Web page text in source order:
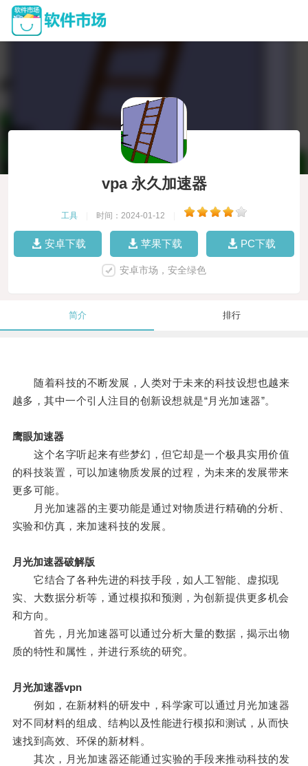
vpa 永久加速器
工具 时间：2024-01-12
安卓下载 苹果下载 PC下载
安卓市场，安全绿色
简介 排行
随着科技的不断发展，人类对于未来的科技设想也越来
越多，其中一个引人注目的创新设想就是“月光加速器”。
鹰眼加速器
这个名字听起来有些梦幻，但它却是一个极具实用价值
的科技装置，可以加速物质发展的过程，为未来的发展带来
更多可能。
月光加速器的主要功能是通过对物质进行精确的分析、
实验和仿真，来加速科技的发展。
月光加速器破解版
它结合了各种先进的科技手段，如人工智能、虚拟现
实、大数据分析等，通过模拟和预测，为创新提供更多机会
和方向。
首先，月光加速器可以通过分析大量的数据，揭示出物
质的特性和属性，并进行系统的研究。
月光加速器vpn
例如，在新材料的研发中，科学家可以通过月光加速器
对不同材料的组成、结构以及性能进行模拟和测试，从而快
速找到高效、环保的新材料。
其次，月光加速器还能通过实验的手段来推动科技的发